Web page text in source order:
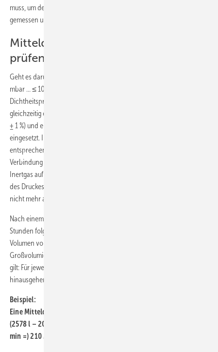
muss, um den leckbedingten Druckabfall auszugleichen, wird
gemessen und zur Anzeige gebracht.
Mitteldruckleitungen – belasten und
prüfen in einem Durchgang
Geht es darum, Mitteldruck-Gasleitungen (Betriebsdruckbereich> 100
mbar ... ≤ 1000 mbar) zu prüfen, wird die kombinierte Belas­tungs- und
Dichtheitsprüfung eingesetzt. Als Messgeräte werden hierbei
gleichzeitig ein Druckmessschreiber der Klasse 1 (Anzeigegenauigkeit
± 1 %) und ein Manometer der Klasse 0,6 (Anzeigegenauigkeit ± 0,6 %)
eingesetzt. Ihr Messbereich muss dem 1,5-fachen des Prüfdruckes
entsprechen. Die noch nicht mit gasführenden Leitungsteilen in
Verbindung stehende Mitteldruckleitung, wird mittels Pressluft oder
Inertgas auf einen Prüfdruck von 3 bar gebracht. Die Aufpolsterung
des Druckes muss dabei langsam erfolgen. Der Druckanstieg darf
nicht mehr als 2 bar pro Minute betragen.
Nach einem anschließenden Temperaturausgleich von etwa drei
Stunden folgt die eigentliche Prüfdauer. Für Leitungen mit einem
Volumen von maximal 2000 Litern beträgt sie zwei Stunden.
Großvolumigere Leitungen müssen längere Zeit geprüft werden. Hier
gilt: Für jeweils 100 Liter Volumen, die über die 2000 Liter Inhalt
hinausgehen, wird die Prüfzeit um jeweils 15 Minuten verlängert.
Beispiel:
Eine Mitteldruckleitung mit einem Volumen von 2578 Litern muss
(2578 l – 2000 l = 578 l ∼ 600 l : 100 = 6 x 15 min = 90 min + 120
min =) 210 Minuten, also dreieinhalb Stunden, geprüft werden.